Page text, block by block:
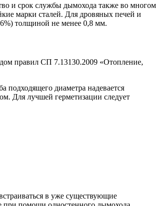
и срок службы дымохода также во многом
марки сталей. Для дровяных печей и
толщиной не менее 0,8 мм.
правил СП 7.13130.2009 «Отопление,
подходящего диаметра надевается
Для лучшей герметизации следует
в уже существующие